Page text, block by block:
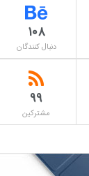
۱۰۸
دنبال کنندگان
۹۹
مشترکین